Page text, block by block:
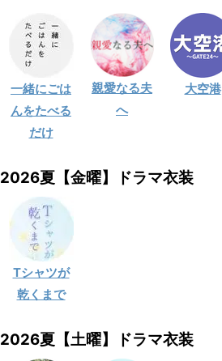
一緒にごは
んをたべる
だけ
親愛なる夫
へ
大空港
2026夏【金曜】ドラマ衣装
Tシャツが
乾くまで
2026夏【土曜】ドラマ衣装